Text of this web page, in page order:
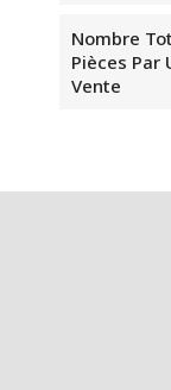
Nombre
Pièces Par
Vente